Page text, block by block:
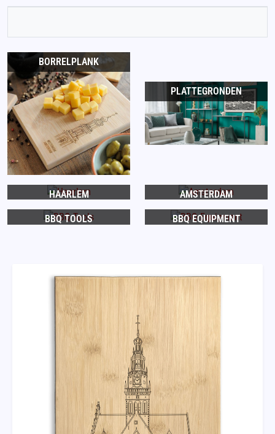
BORRELPLANK
PLATTEGRONDEN
HAARLEM AMSTERDAM
BBQ TOOLS BBQ EQUIPMENT